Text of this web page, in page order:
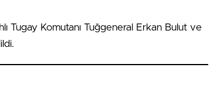
Tugay Komutanı Tuğgeneral Erkan Bulut ve